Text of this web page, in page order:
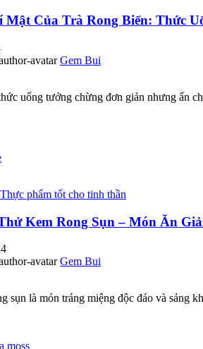
Mật Của Trà Rong Biển: Thức
Gem Bui
uống tưởng chừng đơn giản nhưng ẩn
Thực phẩm tốt cho tinh thần
Kem Rong Sụn – Món Ăn
Gem Bui
sụn là món tráng miệng độc đáo và sảng